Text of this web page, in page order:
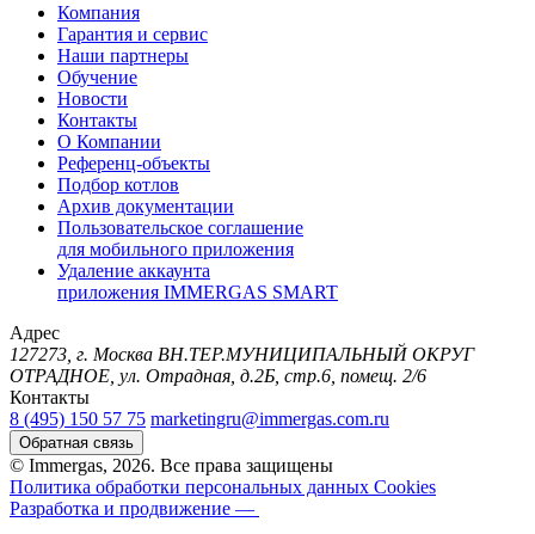
Компания
Гарантия и сервис
Наши партнеры
Обучение
Новости
Контакты
О Компании
Референц-объекты
Подбор котлов
Архив документации
Пользовательское соглашение
для мобильного приложения
Удаление аккаунта
приложения IMMERGAS SMART
Адрес
127273, г. Москва ВН.ТЕР.МУНИЦИПАЛЬНЫЙ ОКРУГ
ОТРАДНОЕ, ул. Отрадная, д.2Б, стр.6, помещ. 2/6
Контакты
8 (495) 150 57 75 marketingru@immergas.com.ru
Обратная связь
© Immergas, 2026. Все права защищены
Политика обработки персональных данных Cookies
Разработка и продвижение —